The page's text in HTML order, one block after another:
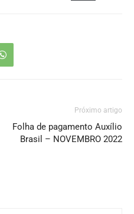
Próximo artigo
Folha de pagamento Auxílio
Brasil – NOVEMBRO 2022